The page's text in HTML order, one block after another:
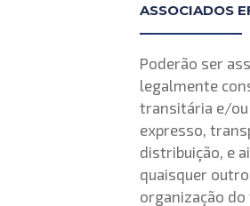
ASSOCIADOS
Poderão ser
legalmente
transitária e/ou
expresso,
distribuição, e
quaisquer
organização